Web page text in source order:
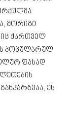
მორიგი
ქართველ
პოპულარულ
ფასად
ეს